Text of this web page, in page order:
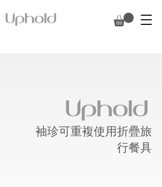
袖珍可重複使用折疊旅
行餐具